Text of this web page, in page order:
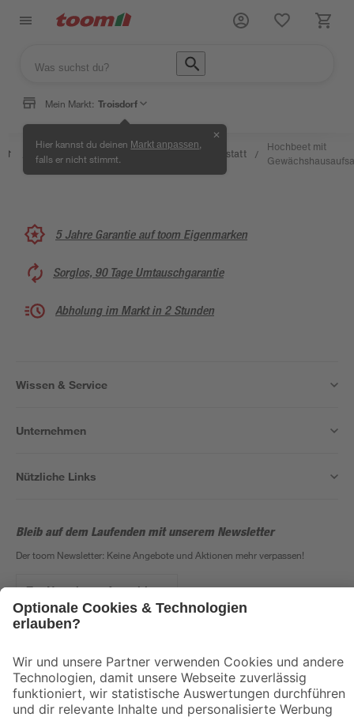
Mein Markt: Troisdorf
Hier kannst du deinen Markt anpassen
falls er nicht stimmt.
✕
Wissen
&
/
Selbermachen
& Ratgeber
Kreativwerkstatt /
Hochbeet mit
5 Jahre Garantie auf toom Eigenmarken
Sorglos, 90 Tage Umtauschgarantie
Abholung im Markt in 2 Stunden
Wissen & Service
Unternehmen
Nützliche Links
Bleib auf dem Laufenden mit unserem Newsletter
Der toom Newsletter: Keine Angebote und Aktionen mehr verpassen!
Zur Newsletter Anmeldung